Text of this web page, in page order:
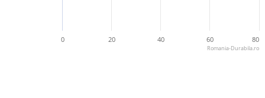
0 20 40 60 80
Romania-Durabila.ro